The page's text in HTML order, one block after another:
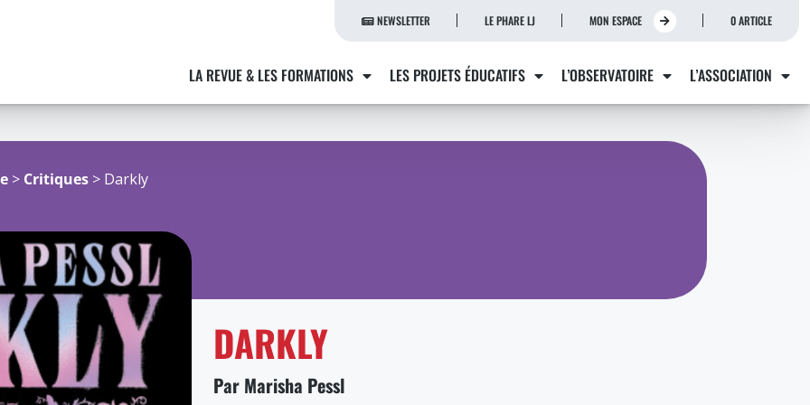
NEWSLETTER LE PHARE LJ MON ESPACE 0 ARTICLE
LA REVUE & LES FORMATIONS LES PROJETS ÉDUCATIFS L’OBSERVATOIRE L’ASSOCIATION
> Critiques > Darkly
DARKLY
Par Marisha Pessl